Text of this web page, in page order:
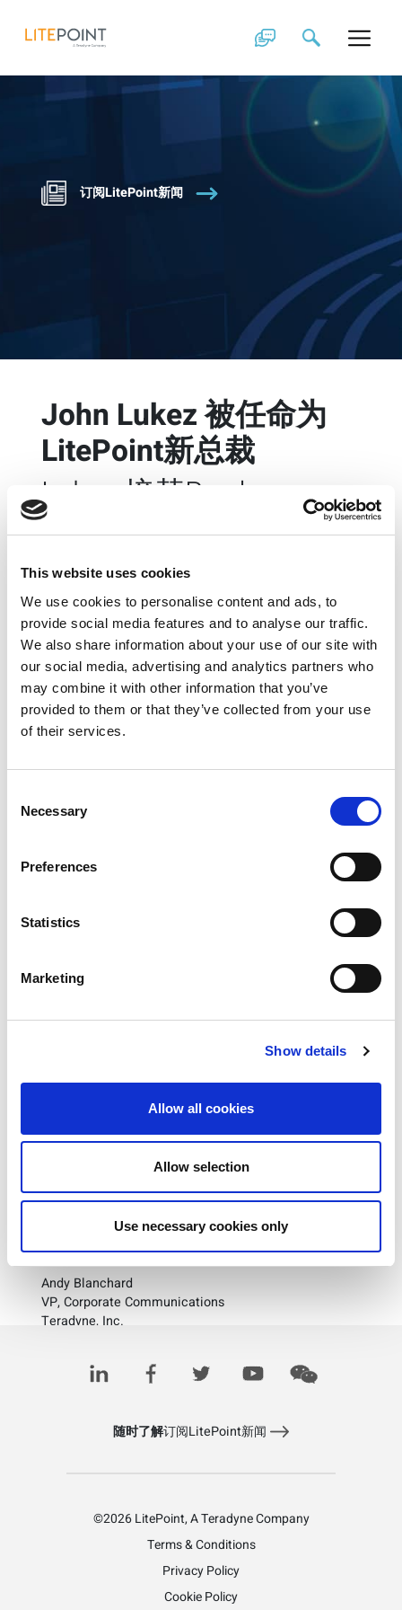
This website uses cookies
We use cookies to personalise content and ads, to
provide social media features and to analyse our traffic.
We also share information about your use of our site with
our social media, advertising and analytics partners who
may combine it with other information that you’ve
provided to them or that they’ve collected from your use
of their services.
Selection
Necessary
Preferences
Statistics
Marketing
Show details
Allow all cookies
Allow selection
Use necessary cookies only
content
订阅LitePoint新闻
John Lukez 被任命为
LitePoint新总裁
Lukez 接替Brad
Robbins 担任LitePoint
新总裁
加利福尼亚圣何塞—13 2 月, 2024—无线测
试解决方案先进提供商莱特波特（LitePoint ）宣布公司总
裁Brad Robbins退休，任命应用副总裁John Lukez接任
总裁一职。
Lukez 先生对公司的人员、技术、市场和客户有深刻的了
解。于LitePoint任职的16年间，他在公司营销和应用领域
竞争激烈、不断变化的无线测试领域保持强劲的地位，”
LitePoint取得辉煌成就。他对通信终端市场有深刻的了
关于LitePoint
足当今消费者日益严苛的要求。作为无线测试领域的先进
的无线芯片组进行测试。LitePoint 与智能手机、平板电
脑、PC、无线接入点和芯片组的领先制造商携手合作，并
LitePoint 总部位于加利福尼亚州硅谷，在全球设有多个
办事处，是自动化测试设备和工业自动化解决方案先进供
司。更多信息，请访问 teradyne.com.Teradyne®是
Teradyne公司在美国和其他国家的注册商标。
媒体联络:
Andy Blanchard
VP, Corporate Communications
Teradyne, Inc.
investorrelations@teradyne.com
随时了解订阅LitePoint新闻
©2026 LitePoint, A Teradyne Company
Terms & Conditions
Privacy Policy
Cookie Policy